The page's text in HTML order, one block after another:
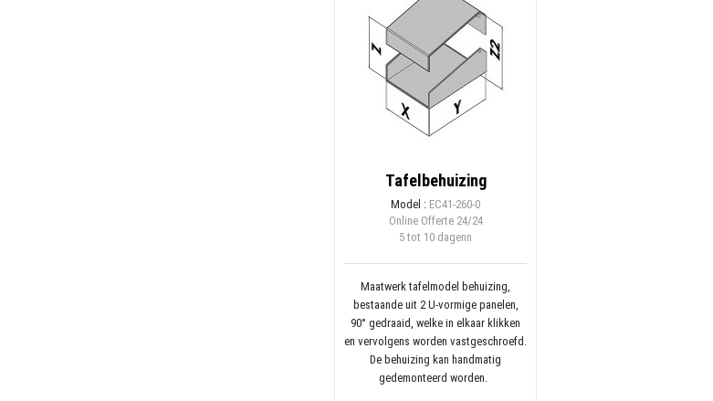
Tafelbehuizing
Model : EC41-260-0
Online Offerte24/24
5 tot 10 dagenn
Maatwerk tafelmodel behuizing,
bestaande uit 2 U-vormige panelen,
90° gedraaid, welke in elkaar klikken
en vervolgens worden vastgeschroefd.
De behuizing kan handmatig
gedemonteerd worden.